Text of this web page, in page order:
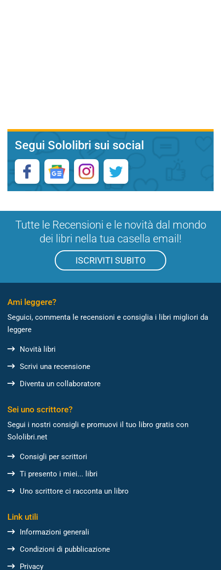
Segui Sololibri sui social
Tutte le Recensioni e le novità dal mondo
dei libri nella tua casella email!
ISCRIVITI SUBITO
Ami leggere?
Seguici, commenta le recensioni e consiglia i libri migliori da
leggere
Novità libri
Scrivi una recensione
Diventa un collaboratore
Sei uno scrittore?
Segui i nostri consigli e promuovi il tuo libro gratis con
Sololibri.net
Consigli per scrittori
Ti presento i miei... libri
Uno scrittore ci racconta un libro
Link utili
Informazioni generali
Condizioni di pubblicazione
Privacy